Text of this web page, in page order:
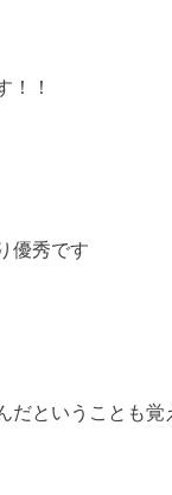
！！
優秀です
だということも覚